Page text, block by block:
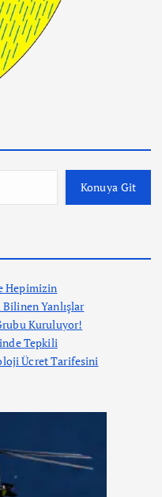
Konuya Git
Hepimizin
Bilinen Yanlışlar
Kuruluyor!
Tepkili
Ücret Tarifesini